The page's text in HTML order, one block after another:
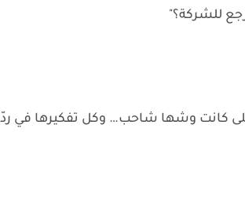
للشركة؟"
كانت وشها شاحب… وكل تفكيرها في